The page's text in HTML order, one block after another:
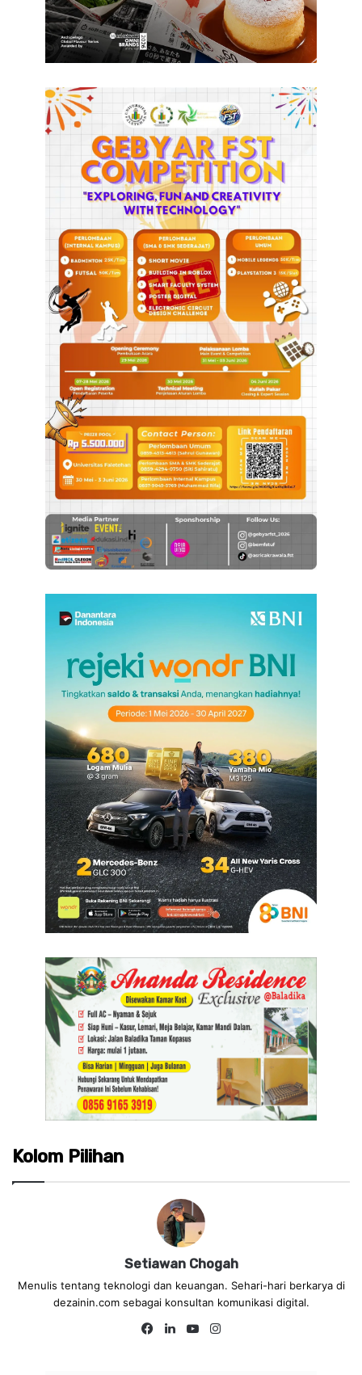
Kolom Pilihan
Setiawan Chogah
Menulis tentang teknologi dan keuangan. Sehari-hari berkarya di
dezainin.com sebagai konsultan komunikasi digital.
Fa
Lin
Yo